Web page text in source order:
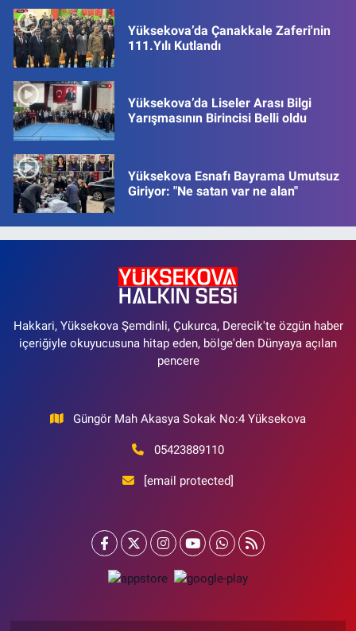
Yüksekova’da Çanakkale Zaferi'nin
111.Yılı Kutlandı
Yüksekova’da Liseler Arası Bilgi
Yarışmasının Birincisi Belli oldu
Yüksekova Esnafı Bayrama Umutsuz
Giriyor: "Ne satan var ne alan"
Hakkari, Yüksekova Şemdinli, Çukurca, Derecik'te özgün haber
içeriğiyle okuyucusuna hitap eden, bölge'den Dünyaya açılan
pencere
Güngör Mah Akasya Sokak No:4 Yüksekova
05423889110
[email protected]